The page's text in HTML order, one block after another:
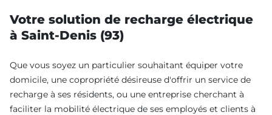
Votre solution de recharge électrique
à Saint-Denis (93)
Que vous soyez un particulier souhaitant équiper votre
domicile, une copropriété désireuse d'offrir un service de
recharge à ses résidents, ou une entreprise cherchant à
faciliter la mobilité électrique de ses employés et clients à